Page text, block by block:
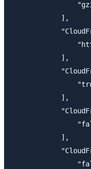
            ],
            ],
            ],
            ],